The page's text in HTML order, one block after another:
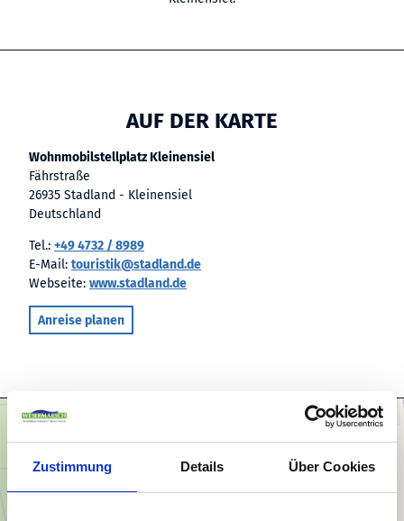
Zustimmung Details Über Cookies
AUF DER KARTE
Wohnmobilstellplatz Kleinensiel
Fährstraße
26935 Stadland - Kleinensiel
Deutschland
Tel.: +49 4732 / 8989
E-Mail: touristik@stadland.de
Webseite: www.stadland.de
Anreise planen